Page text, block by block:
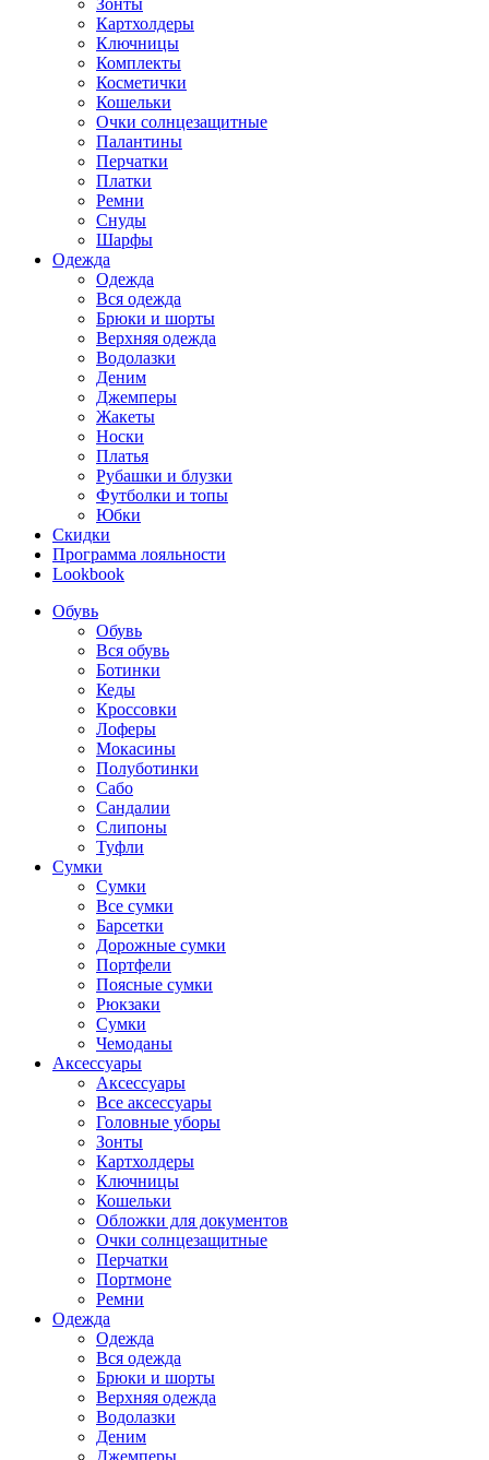
Зонты
Картхолдеры
Ключницы
Комплекты
Косметички
Кошельки
Очки солнцезащитные
Палантины
Перчатки
Платки
Ремни
Снуды
Шарфы
Одежда
Одежда
Вся одежда
Брюки и шорты
Верхняя одежда
Водолазки
Деним
Джемперы
Жакеты
Носки
Платья
Рубашки и блузки
Футболки и топы
Юбки
Скидки
Программа лояльности
Lookbook
Обувь
Обувь
Вся обувь
Ботинки
Кеды
Кроссовки
Лоферы
Мокасины
Полуботинки
Сабо
Сандалии
Слипоны
Туфли
Сумки
Сумки
Все сумки
Барсетки
Дорожные сумки
Портфели
Поясные сумки
Рюкзаки
Сумки
Чемоданы
Аксессуары
Аксессуары
Все аксессуары
Головные уборы
Зонты
Картхолдеры
Ключницы
Кошельки
Обложки для документов
Очки солнцезащитные
Перчатки
Портмоне
Ремни
Одежда
Одежда
Вся одежда
Брюки и шорты
Верхняя одежда
Водолазки
Деним